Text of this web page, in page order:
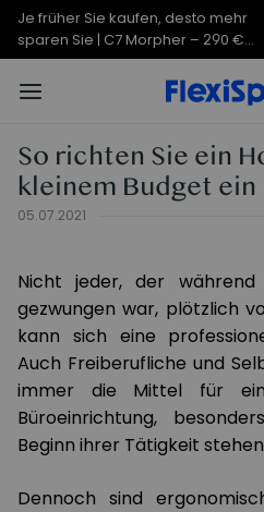
Je früher Sie kaufen, desto mehr
sparen Sie | C7 Morpher – 290 €
Rabatt
So richten Sie ein
kleinem Budget ein
05.07.2021
Nicht jeder, der während
gezwungen war, plötzlich
kann sich eine
Auch Freiberufliche und
immer die Mittel für
Büroeinrichtung,
Beginn ihrer Tätigkeit
Dennoch sind